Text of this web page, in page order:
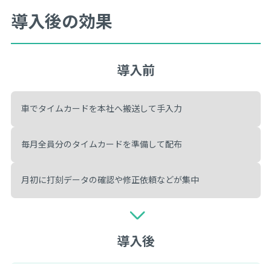
導入後の効果
導入前
車でタイムカードを本社へ搬送して手入力
毎月全員分のタイムカードを準備して配布
月初に打刻データの確認や修正依頼などが集中
導入後